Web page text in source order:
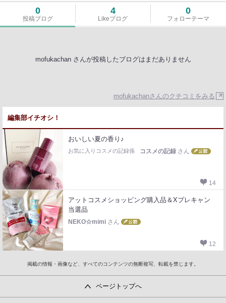
0
投稿ブログ
4
Likeブログ
0
フォローテーマ
mofukachan さんが投稿したブログはまだありません
mofukachanさんのクチコミをみる
編集部イチオシ！
おいしい夏の香り♪
お気に入りコスメの記録係 コスメの記録 さん
14
アットコスメショッピング購入品＆Xプレキャン
当選品
NEKO☆mimi さん
12
掲載の情報・画像など、すべてのコンテンツの無断複写、転載を禁じます。
ページトップへ